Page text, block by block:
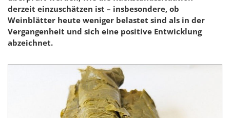
derzeit einzuschätzen ist – insbesondere, ob
Weinblätter heute weniger belastet sind als in der
Vergangenheit und sich eine positive Entwicklung
abzeichnet.